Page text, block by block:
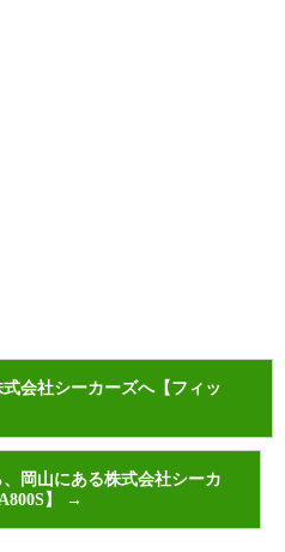
会社シーカーズへ【フィッ
岡山にある株式会社シーカ
】
→